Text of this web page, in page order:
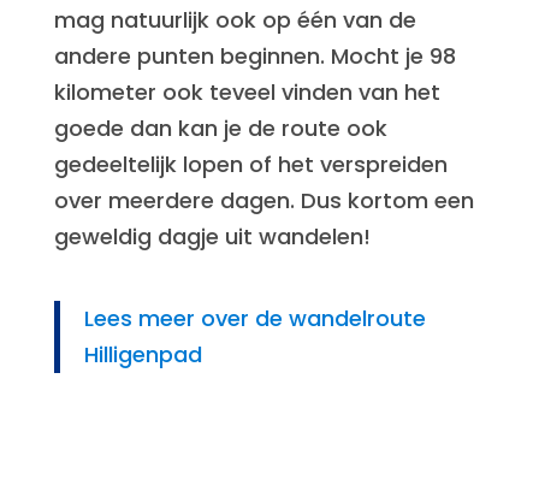
mag natuurlijk ook op één van de
andere punten beginnen. Mocht je 98
kilometer ook teveel vinden van het
goede dan kan je de route ook
gedeeltelijk lopen of het verspreiden
over meerdere dagen. Dus kortom een
geweldig dagje uit wandelen!
Lees meer over de wandelroute
Hilligenpad